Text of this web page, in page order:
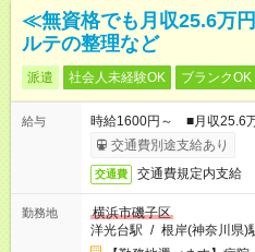
≪無資格でも月収25.6万
ルテの整理など
派遣 社会人未経験OK ブランクOK
給与
時給1600円～ ■月収25.6
交通費別途支給あり
交通費 交通費規定内支給
勤務地
横浜市磯子区
洋光台駅 / 根岸(神奈川県)